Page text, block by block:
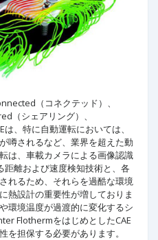
（コネクテッド）、
（シェアリング）、
、特に自動運転においては、
噂されるなど、業界を超えた動
は、車載カメラによる画像認識
距離および速度検知技術と、各
れるため、それらを過酷な環境
熱設計の重要性が増しておりま
環境温度が過渡的に変化するシ
FlothermをはじめとしたCAE
を担保する必要があります。